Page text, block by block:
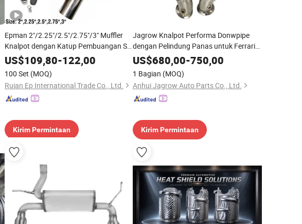
Epman 2"/2.25"/2.5"/2.75"/3" Muffler
Knalpot dengan Katup Pembuangan Set
Pemotongan Knalpot Elektrik Kontrol
Jarak Jauh Epqdmf
US$109,80-122,00
100 Set (MOQ)
Ruian Ep International Trade Co., Ltd.
Kirim Permintaan
Jagrow Knalpot Performa Donwpipe
dengan Pelindung Panas untuk Ferrari
F8
US$680,00-750,00
1 Bagian (MOQ)
Anhui Jagrow Auto Parts Co., Ltd.
Kirim Permintaan